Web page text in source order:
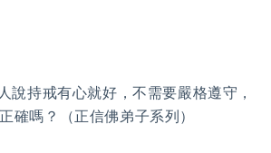
說持戒有心就好，不需要嚴格遵守，
確嗎？（正信佛弟子系列）